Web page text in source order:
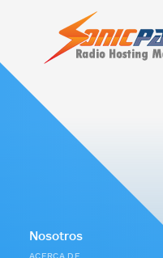
Nosotros
ACERCA DE